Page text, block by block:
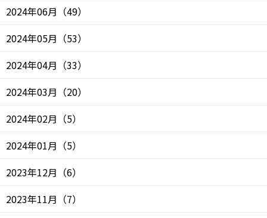
2024年06月 （49）
2024年05月 （53）
2024年04月 （33）
2024年03月 （20）
2024年02月 （5）
2024年01月 （5）
2023年12月 （6）
2023年11月 （7）